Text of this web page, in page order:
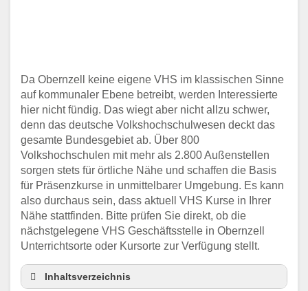
Da Obernzell keine eigene VHS im klassischen Sinne
auf kommunaler Ebene betreibt, werden Interessierte
hier nicht fündig. Das wiegt aber nicht allzu schwer,
denn das deutsche Volkshochschulwesen deckt das
gesamte Bundesgebiet ab. Über 800
Volkshochschulen mit mehr als 2.800 Außenstellen
sorgen stets für örtliche Nähe und schaffen die Basis
für Präsenzkurse in unmittelbarer Umgebung. Es kann
also durchaus sein, dass aktuell VHS Kurse in Ihrer
Nähe stattfinden. Bitte prüfen Sie direkt, ob die
nächstgelegene VHS Geschäftsstelle in Obernzell
Unterrichtsorte oder Kursorte zur Verfügung stellt.
Inhaltsverzeichnis